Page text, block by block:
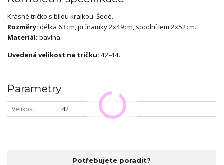
Krásné tričko s bílou krajkou. Šedé.
Rozměry: délka 63cm, průramky 2x49cm, spodní lem 2x52cm.
Materiál: bavlna.
Uvedená velikost na tričku: 42-44.
Parametry
Velikost 42
Potřebujete poradit?